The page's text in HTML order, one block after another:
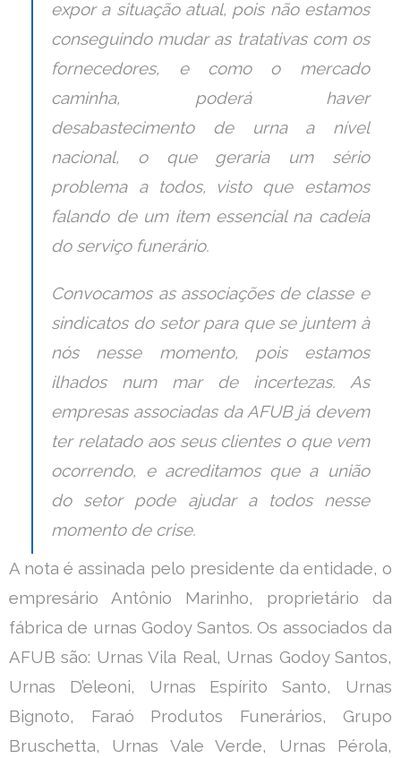
expor a situação atual, pois não estamos
conseguindo mudar as tratativas com os
fornecedores, e como o mercado
caminha, poderá haver
desabastecimento de urna a nível
nacional, o que geraria um sério
problema a todos, visto que estamos
falando de um item essencial na cadeia
do serviço funerário.
Convocamos as associações de classe e
sindicatos do setor para que se juntem à
nós nesse momento, pois estamos
ilhados num mar de incertezas. As
empresas associadas da AFUB já devem
ter relatado aos seus clientes o que vem
ocorrendo, e acreditamos que a união
do setor pode ajudar a todos nesse
momento de crise.
A nota é assinada pelo presidente da entidade, o
empresário Antônio Marinho, proprietário da
fábrica de urnas Godoy Santos. Os associados da
AFUB são: Urnas Vila Real, Urnas Godoy Santos,
Urnas D’eleoni, Urnas Espírito Santo, Urnas
Bignoto, Faraó Produtos Funerários, Grupo
Bruschetta, Urnas Vale Verde, Urnas Pérola,